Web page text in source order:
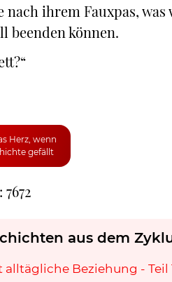
nach ihrem Fauxpas,
beenden können.
Herz, wenn
gefällt
aus dem
alltägliche Beziehung - Teil